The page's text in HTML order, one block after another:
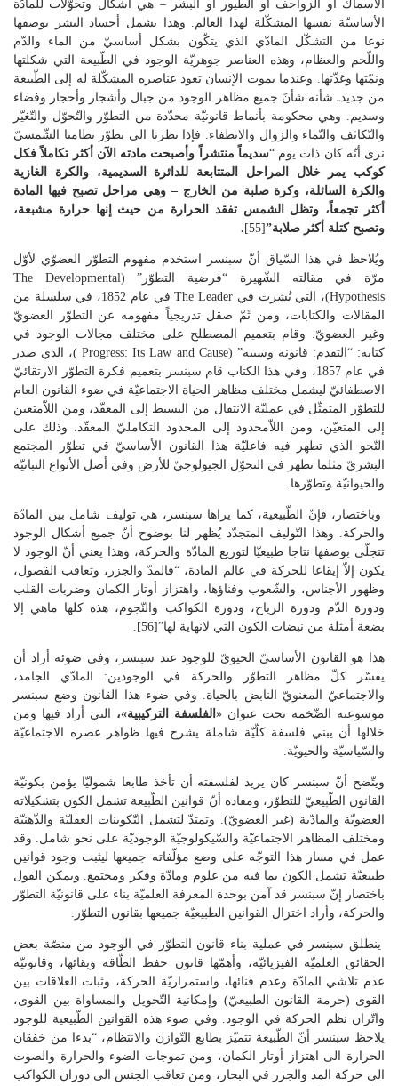
الأسماك أو الزواحف أو الطّيور أو البشر – هي أشكال وتحوّلات للمادّة
الأساسيّة نفسها المشكّلة لهذا العالم. وهذا يشمل أجساد البشر بوصفها
نوعا من التشكّل المادّي الذي يتكّون بشكل أساسيّ من الماء والدّم
واللّحم والعظام، وهذه العناصر جوهريّة الوجود في الطّبيعة التي شكلتها
ونمّتها وغذّتها. وعندما يموت الإنسان تعود عناصره المشكّلة له إلى الطّبيعة
من جديدـ شأنه شأنَ جميع مظاهر الوجود من جبال وأشجار وأحجار وفضاء
وسديم. وهي محكومة بأنماط قانونيّة محدّدة من التطوّر والتّحوّل والتّغيّر
والتّكاثف والنّماء والزوال والانطفاء. فإذا نظرنا الى تطوّر نظامنا الشّمسيّ
نرى أنّه كان ذات يوم “سديماً منتشراً وأصبحت مادته الآن أكثر تكاملاً فكل
كوكب يمر خلال المراحل المتتابعة للدائرة السديمية، والكرة الغازية
والكرة السائلة، وكرة صلبة من الخارج – وهي مراحل تصبح فيها المادة
أكثر تجمعاً، وتظل الشمس تفقد الحرارة من حيث إنها حرارة مشبعة،
وتصبح كتلة أكثر صلابة”[55]
.
ويُلاحظ في هذا السّياق أنّ سبنسر استخدم مفهوم التطوّر العضوّي لأوّل
مرّة في مقالته الشّهيرة “فرضية التطوّر” (The Developmental
Hypothesis)، التي نُشرت في The Leader في عام 1852، في سلسلة من
المقالات والكتابات، ومن ثَمّ صقل تدريجياً مفهومه عن التطوّر العضويّ
وغير العضويّ. وقام بتعميم المصطلح على مختلف مجالات الوجود في
كتابه: “التقدم: قانونه وسببه” (Progress: Its Law and Cause )، الذي صدر
في عام 1857، وفي هذا الكتاب قام سبنسر بتعميم فكرة التطوّر الارتقائيّ
الاصطفائيّ ليشمل مختلف مظاهر الحياة الاجتماعيّة في ضوء القانون العام
للتطوّر المتمثّل في عمليّة الانتقال من البسيط إلى المعقّد، ومن اللاّمتعين
إلى المتعيّن، ومن اللاّمحدود إلى المحدود التكامليّ المعقّد. وذلك على
النّحو الذي تظهر فيه فاعليّة هذا القانون الأساسيّ في تطوّر المجتمع
البشريّ مثلما تظهر في التحوّل الجيولوجيّ للأرض وفي أصل الأنواع النباتيّة
والحيوانيّة وتطوّرها.
وباختصار، فإنّ الطّبيعية، كما يراها سبنسر، هي توليف شامل بين المادّة
والحركة. وهذا التّوليف المتجدّد يُظهر لنا بوضوح أنّ جميع أشكال الوجود
تتجلّى بوصفها نتاجا طبيعيّا لتوزيع المادّة والحركة، وهذا يعني أنّ الوجود لا
يكون إلاّ إيقاعا للحركة في عالم المادة، “فالمدّ والجزر، وتعاقب الفصول،
وظهور الأجناس، والشّعوب وفناؤها، واهتزاز أوتار الكمان وضربات القلب
ودورة الدّم ودورة الرياح، ودورة الكواكب والنّجوم، هذه كلها ماهي إلا
بضعة أمثلة من نبضات الكون التي لانهاية لها”[56].
هذا هو القانون الأساسيّ الحيويّ للوجود عند سبنسر، وفي ضوئه أراد أن
يفسّر كلّ مظاهر التطوّر والحركة في الوجودين: المادّي الجامد،
والاجتماعيّ المعنويّ النابض بالحياة. وفي ضوء هذا القانون وضع سبنسر
موسوعته الضّخمة تحت عنوان « الفلسفة التركيبية»، التي أراد فيها ومن
خلالها أن يبني فلسفة كلّيّة شاملة يشرح فيها ظواهر عصره الاجتماعيّة
والسّياسيّة والحيويّة.
ويتّضح أنّ سبنسر كان يريد لفلسفته أن تأخذ طابعا شموليّا يؤمن بكونيّة
القانون الطّبيعيّ للتطوّر، ومفاده أنّ قوانين الطّبيعة تشمل الكون بتشكيلاته
العضويّة والمادّية (غير العضويّ). وتمتدّ لتشمل التّكوينات العقليّة والذّهنيّة
ومختلف المظاهر الاجتماعيّة والسّيكولوجيّة الوجوديّة على نحو شامل. وقد
عمل في مسار هذا التوجّه على وضع مؤلّفاته جميعها ليثبت وجود قوانين
طبيعيّة تشمل الكون بما فيه من علوم ومادّة وفكر ومجتمع. ويمكن القول
باختصار إنّ سبنسر قد آمن بوحدة المعرفة العلميّة بناء على قانونيّة التطوّر
والحركة، وأراد اختزال القوانين الطبيعيّة جميعها بقانون التطوّر.
ينطلق سبنسر في عملية بناء قانون التطوّر في الوجود من منصّة بعض
الحقائق العلميّة الفيزيائيّة، وأهمّها قانون حفظ الطّاقة وبقائها، وقانونيّة
عدم تلاشي المادّة وعدم فنائها، واستمراريّة الحركة، وثبات العلاقات بين
القوى (حرمة القانون الطبيعيّ) وإمكانية التّحويل والمساواة بين القوى،
واتّزان نظم الحركة في الوجود. وفي ضوء هذه القوانين الطّبيعية للوجود
يلاحظ سبنسر أنّ الطّبيعة تتميّز بطابع التّوازن والانتظام، “بدءا من خفقان
الحرارة الى اهتزاز أوتار الكمان، ومن تموجات الضوء والحرارة والصوت
الى حركة المد والجزر في البحار، ومن تعاقب الجنس الى دوران الكواكب